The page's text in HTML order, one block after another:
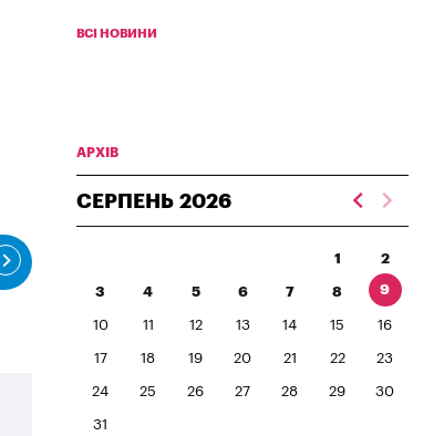
ВСІ НОВИНИ
АРХІВ
СЕРПЕНЬ 2026
1 2
3 4 5 6 7 8 9
10 11 12 13 14 15 16
17 18 19 20 21 22 23
24 25 26 27 28 29 30
31